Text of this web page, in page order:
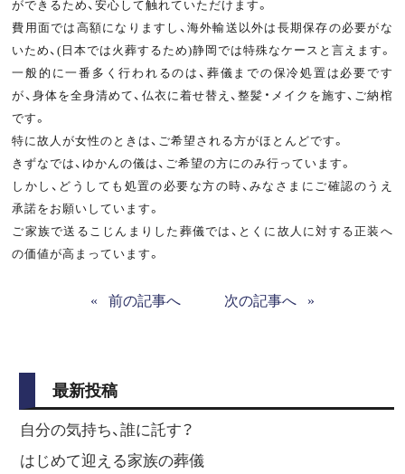
費用面では高額になりますし、海外輸送以外は長期保存の必要がな
いため、(日本では火葬するため)静岡では特殊なケースと言えます。
一般的に一番多く行われるのは、葬儀までの保冷処置は必要です
が、身体を全身清めて、仏衣に着せ替え、整髪・メイクを施す、ご納棺
です。
特に故人が女性のときは、ご希望される方がほとんどです。
きずなでは、ゆかんの儀は、ご希望の方にのみ行っています。
しかし、どうしても処置の必要な方の時、みなさまにご確認のうえ
承諾をお願いしています。
ご家族で送るこじんまりした葬儀では、とくに故人に対する正装へ
の価値が高まっています。
« 前の記事へ 次の記事へ »
最新投稿
自分の気持ち、誰に託す？
はじめて迎える家族の葬儀